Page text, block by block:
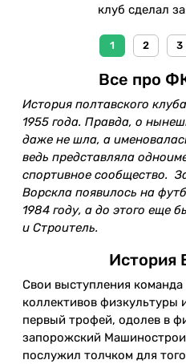
клуб сделал
1 2 3
Все про
История полтавского
1955 года. Правда, о
даже не шла, а
ведь представляла
спортивное сообщество.
Ворскла появилось на
1984 году, а до этого еще
и Строитель.
История
Свои выступления команда
коллективов физкультуры
первый трофей, одолев в
запорожский
послужил толчком для